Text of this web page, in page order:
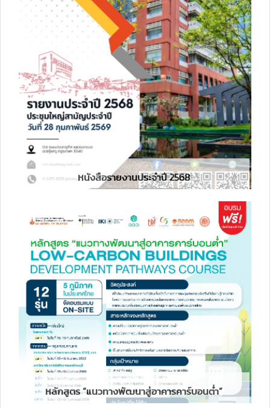
หนังสือรายงานประจำปี 2568
หลักสูตร “แนวทางพัฒนาสู่อาคารคาร์บอนต่ำ”